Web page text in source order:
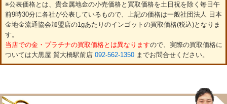
※公表価格とは、貴金属地金の小売価格と買取価格を土日祝を除く毎日午
前9時30分に各社が公表しているもので、上記の価格は一般社団法人 日本
金地金流通協会加盟店の1gあたりのインゴットの買取価格(税込)となりま
す。
当店での金・プラチナの買取価格とは異なりますので、実際の買取価格に
ついては大黒屋 質大橋駅前店 092-562-1350までお問合せください。